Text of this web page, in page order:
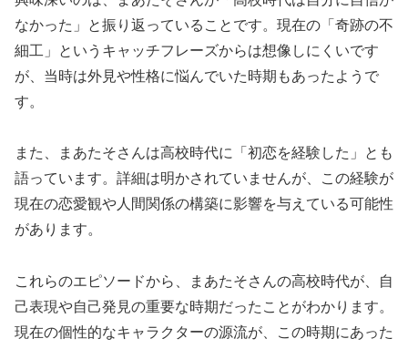
なかった」と振り返っていることです。現在の「奇跡の不
細工」というキャッチフレーズからは想像しにくいです
が、当時は外見や性格に悩んでいた時期もあったようで
す。
また、まあたそさんは高校時代に「初恋を経験した」とも
語っています。詳細は明かされていませんが、この経験が
現在の恋愛観や人間関係の構築に影響を与えている可能性
があります。
これらのエピソードから、まあたそさんの高校時代が、自
己表現や自己発見の重要な時期だったことがわかります。
現在の個性的なキャラクターの源流が、この時期にあった